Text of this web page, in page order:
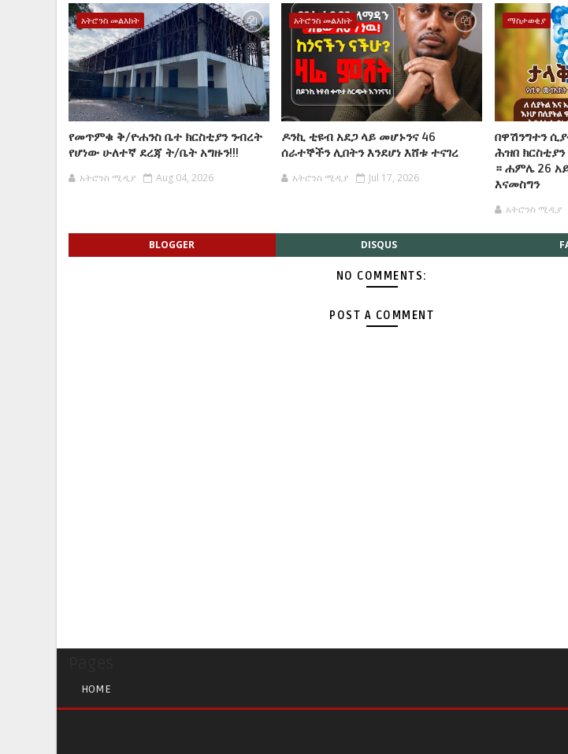
አትሮንስ መልእክት
የመጥምቁ ቅ/ዮሐንስ ቤተ ክርስቲያን ንብረት
የሆነው ሁለተኛ ደረጃ ት/ቤት አግዙን!!!
አትሮንስ ሚዲያ Aug 04, 2026
አትሮንስ መልእክት
ዶንኪ ቲዩብ አደጋ ላይ መሆኑንና 46
ሰራተኞችን ሊበትን እንደሆነ እሸቱ ተናገረ
አትሮንስ ሚዲያ Jul 17, 2026
ማስታወቂያ
በዋሽንግተን
ሕዝበ
። ሐምሌ 26
እናመስግን
አትሮንስ ሚዲያ
BLOGGER DISQUS
NO COMMENTS:
POST A COMMENT
HOME